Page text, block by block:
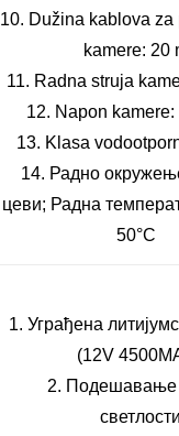
10. Dužina kablova
kamere: 20
11. Radna struja
12. Napon
13. Klasa
14. Радно
цеви; Радна
50°C
1. Уграђена
(12V
2. Подешавање
светлости